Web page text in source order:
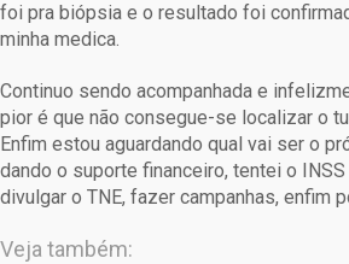
foi pra biópsia e o resultado foi
minha medica.
Continuo sendo acompanhada e
pior é que não consegue-se localizar o
Enfim estou aguardando qual vai ser o
dando o suporte financeiro, tentei o
divulgar o TNE, fazer campanhas, enfim
Veja também: